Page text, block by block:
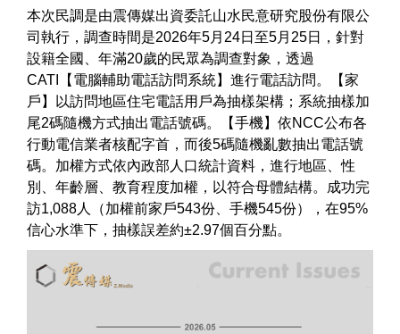
本次民調是由震傳媒出資委託山水民意研究股份有限公
司執行，調查時間是2026年5月24日至5月25日，針對
設籍全國、年滿20歲的民眾為調查對象，透過
CATI【電腦輔助電話訪問系統】進行電話訪問。【家
戶】以訪問地區住宅電話用戶為抽樣架構；系統抽樣加
尾2碼隨機方式抽出電話號碼。【手機】依NCC公布各
行動電信業者核配字首，而後5碼隨機亂數抽出電話號
碼。加權方式依內政部人口統計資料，進行地區、性
別、年齡層、教育程度加權，以符合母體結構。成功完
訪1,088人（加權前家戶543份、手機545份），在95%
信心水準下，抽樣誤差約±2.97個百分點。